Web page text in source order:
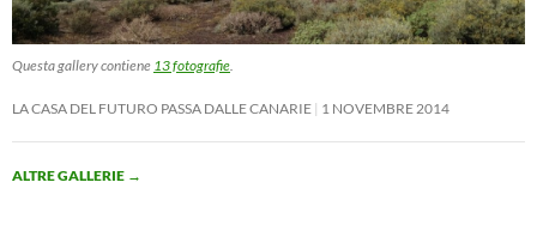
Questa gallery contiene 13 fotografie
LA CASA DEL FUTURO PASSA DALLE CANARIE 1 NOVEMBRE 2014
ALTRE GALLERIE →